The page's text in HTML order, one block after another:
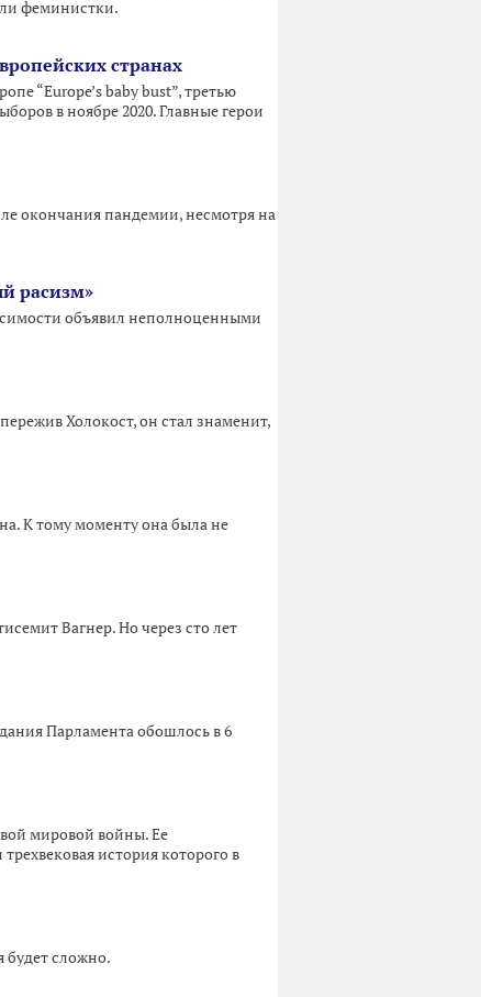
феминистки.
странах
“Europe’s baby bust”, третью
в ноябре 2020. Главные герои
окончания пандемии, несмотря на
расизм»
объявил неполноценными
Холокост, он стал знаменит,
К тому моменту она была не
Вагнер. Но через сто лет
Парламента обошлось в 6
мировой войны. Ее
история которого в
будет сложно.